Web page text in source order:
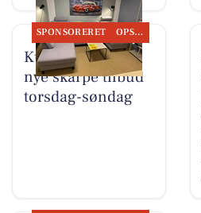
SPONSORERET OPSLAGSTAVLEN
Kumo Outlet har
nye skarpe tilbud
torsdag-søndag